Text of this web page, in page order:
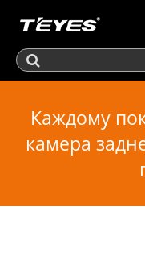
Каждому
камера